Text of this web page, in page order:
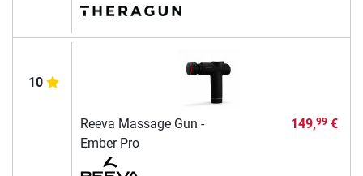
10
Reeva Massage Gun -
Ember Pro
149,99€